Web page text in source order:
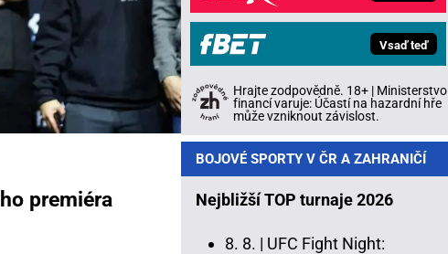
premiéra
Vsaď teď
Hrajte zodpovědně. 18+ | Ministerstvo
financí varuje: Účastí na hazardní hře
může vzniknout závislost.
BOJOVÉ SPORTY V ČR A ZAHRANIČÍ
Nejbližší TOP turnaje 2026
8. 8. | UFC Fight Night: